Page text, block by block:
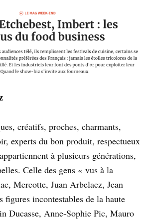
créatifs, proches, charmants,
experts du bon produit, respectueux
à plusieurs générations,
Celle des gens « vus à la
Mercotte, Juan Arbelaez, Jean
incontestables de la haute
Ducasse, Anne-Sophie Pic, Mauro